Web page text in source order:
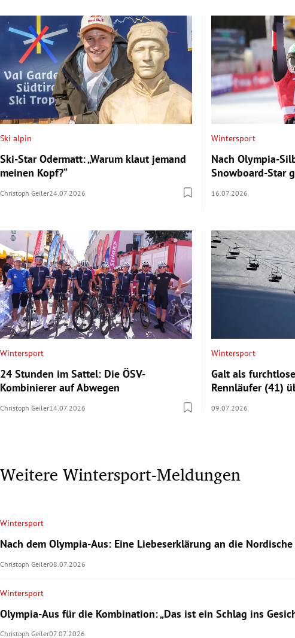
Ski alpin
Ski-Star Odermatt: „Warum klaut jemand
meinen Kopf?“
Christoph Geiler24.07.2026
Wintersport
Nach Olympia-
Snowboard-Star
16.07.2026
Wintersport
24 Stunden im Sattel: Die ÖSV-
Kombinierer auf Abwegen
Christoph Geiler14.07.2026
Wintersport
Galt als
Rennläufer (41)
09.07.2026
Weitere Wintersport-Meldungen
Wintersport
Nach dem Olympia-Aus: Eine Liebeserklärung an die
Christoph Geiler08.07.2026
Wintersport
Olympia-Aus für die Kombination: „Das ist ein Schlag ins
Christoph Geiler07.07.2026